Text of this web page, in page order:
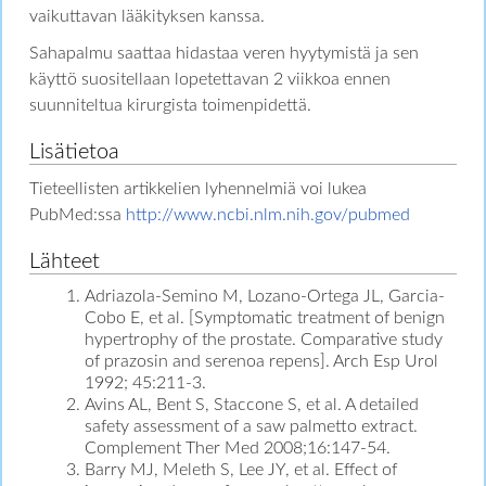
vaikuttavan lääkityksen kanssa.
Sahapalmu saattaa hidastaa veren hyytymistä ja sen
käyttö suositellaan lopetettavan 2 viikkoa ennen
suunniteltua kirurgista toimenpidettä.
Lisätietoa
Tieteellisten artikkelien lyhennelmiä voi lukea
PubMed:ssa http://www.ncbi.nlm.nih.gov/pubmed
Lähteet
Adriazola-Semino M, Lozano-Ortega JL, Garcia-
Cobo E, et al. [Symptomatic treatment of benign
hypertrophy of the prostate. Comparative study
of prazosin and serenoa repens]. Arch Esp Urol
1992; 45:211-3.
Avins AL, Bent S, Staccone S, et al. A detailed
safety assessment of a saw palmetto extract.
Complement Ther Med 2008;16:147-54.
Barry MJ, Meleth S, Lee JY, et al. Effect of